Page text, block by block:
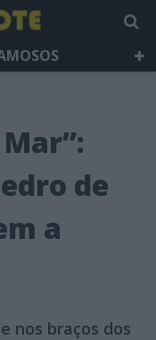
de
a
nos braços dos